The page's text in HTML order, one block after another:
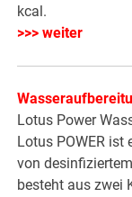
kcal.
>>> weiter
Lotus Power
Lotus POWER ist
von
besteht aus zwei